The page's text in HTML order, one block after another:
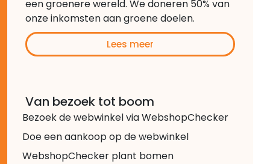
een groenere wereld. We doneren 50% van
onze inkomsten aan groene doelen.
Lees meer
Van bezoek tot boom
Bezoek de webwinkel via WebshopChecker
Doe een aankoop op de webwinkel
WebshopChecker plant bomen